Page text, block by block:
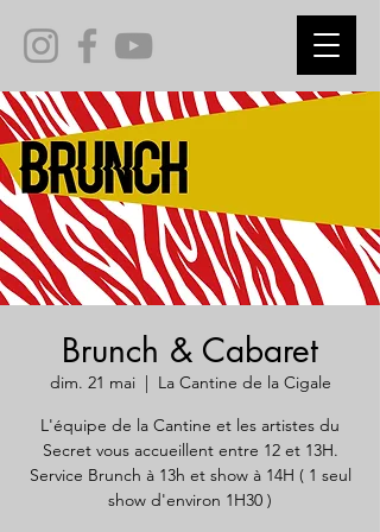
Brunch & Cabaret
dim. 21 mai
  |
La Cantine de la Cigale
L'équipe de la Cantine et les artistes du
Secret vous accueillent entre 12 et 13H.
Service Brunch à 13h et show à 14H ( 1 seul
show d'environ 1H30 )